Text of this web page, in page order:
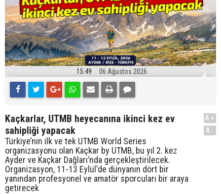
15:49 06 Ağustos 2026
Kaçkarlar, UTMB heyecanına ikinci kez ev
sahipliği yapacak
Türkiye’nin ilk ve tek UTMB World Series
organizasyonu olan Kaçkar by UTMB, bu yıl 2. kez
Ayder ve Kaçkar Dağları’nda gerçekleştirilecek.
Organizasyon, 11-13 Eylül'de dünyanın dört bir
yanından profesyonel ve amatör sporcuları bir araya
getirecek
A+
A-